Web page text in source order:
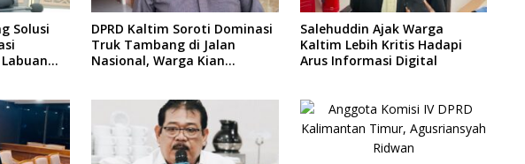
Solusi
DPRD Kaltim Soroti Dominasi
Truk Tambang di Jalan
Nasional, Warga Kian
Salehuddin Ajak Warga
Kaltim Lebih Kritis Hadapi
Arus Informasi Digital